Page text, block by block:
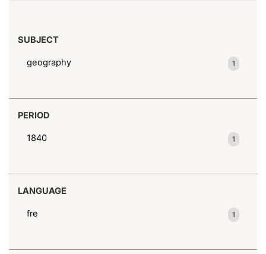
SUBJECT
geography 1
PERIOD
1840 1
LANGUAGE
fre 1